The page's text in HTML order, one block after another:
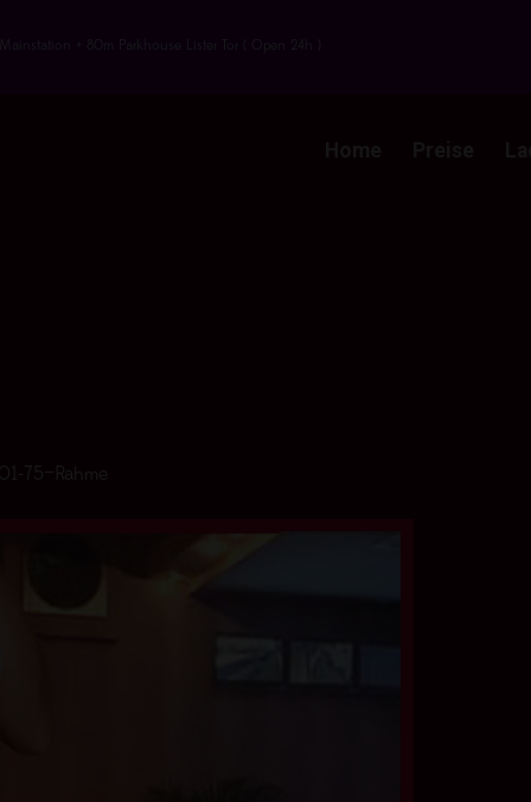
+ 80m Parkhouse Lister Tor ( Open 24h )
01-75—Rahme